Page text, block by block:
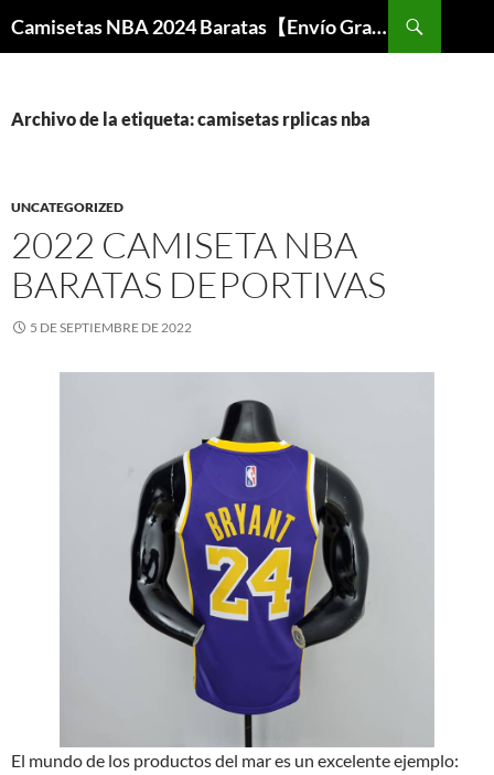
Camisetas NBA 2024 Baratas【Envío Gratis】
Archivo de la etiqueta: camisetas rplicas nba
UNCATEGORIZED
2022 CAMISETA NBA
BARATAS DEPORTIVAS
5 DE SEPTIEMBRE DE 2022
El mundo de los productos del mar es un excelente ejemplo: